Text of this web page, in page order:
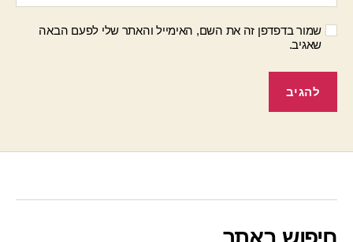
שמור בדפדפן זה את השם, האימייל והאתר שלי לפעם הבאה
שאגיב.